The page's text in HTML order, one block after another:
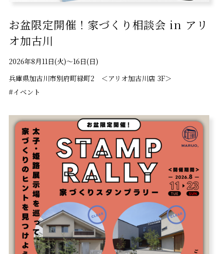
お盆限定開催！家づくり相談会 in アリ
オ加古川
2026年8月11日(火)〜16日(日)
兵庫県加古川市別府町緑町2 ＜アリオ加古川店 3F＞
#イベント